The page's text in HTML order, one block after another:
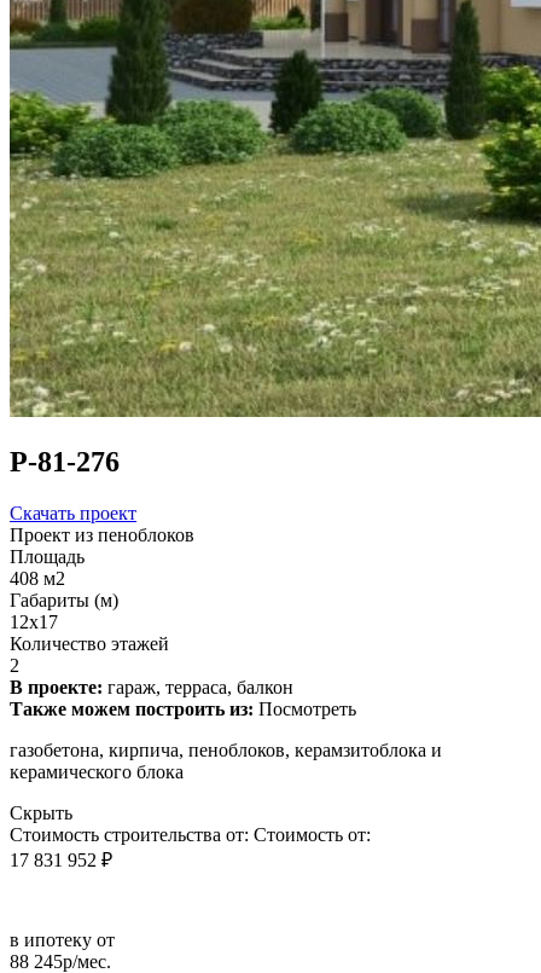
Р-81-276
Скачать проект
Проект из пеноблоков
Площадь
408 м2
Габариты (м)
12x17
Количество этажей
2
В проекте: гараж, терраса, балкон
Также можем построить из: Посмотреть
газобетона, кирпича, пеноблоков, керамзитоблока и
керамического блока
Скрыть
Стоимость строительства от: Стоимость от:
17 831 952 ₽
в ипотеку от
88 245р/мес.